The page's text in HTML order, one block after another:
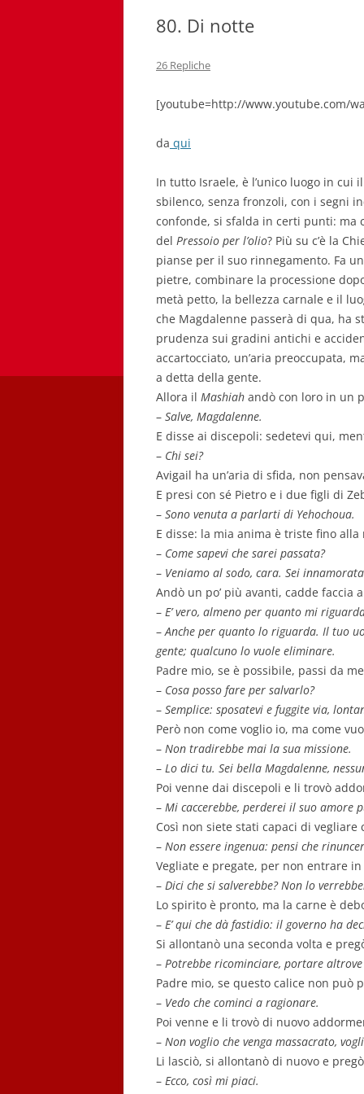
80. Di notte
26 Repliche
[youtube=http://www.youtube.com/
da qui
In tutto Israele, è l’unico luogo in cui il
sbilenco, senza fronzoli, con i segni
confonde, si sfalda in certi punti: ma
del Pressoio per l’olio? Più su c’è la
pianse per il suo rinnegamento. Fa
pietre, combinare la processione
metà petto, la bellezza carnale e il
che Magdalenne passerà di qua, ha
prudenza sui gradini antichi e
accartocciato, un’aria preoccupata,
a detta della gente.
Allora il Mashiah andò con loro in un
– Salve, Magdalenne.
E disse ai discepoli: sedetevi qui,
– Chi sei?
Avigail ha un’aria di sfida, non
E presi con sé Pietro e i due figli di
– Sono venuta a parlarti di Yehochoua.
E disse: la mia anima è triste fino
– Come sapevi che sarei passata?
– Veniamo al sodo, cara. Sei
Andò un po’ più avanti, cadde faccia
– E’ vero, almeno per quanto mi
–Anche per quanto lo riguarda. Il tuo
gente; qualcuno lo vuole eliminare.
Padre mio, se è possibile, passi da
– Cosa posso fare per salvarlo?
– Semplice: sposatevi e fuggite via,
Però non come voglio io, ma come
– Non tradirebbe mai la sua missione.
– Lo dici tu. Sei bella Magdalenne,
Poi venne dai discepoli e li trovò
– Mi caccerebbe, perderei il suo amore
Così non siete stati capaci di vegliare
– Non essere ingenua: pensi che
Vegliate e pregate, per non entrare
– Dici che si salverebbe? Non lo
Lo spirito è pronto, ma la carne è
– E’ qui che dà fastidio: il governo ha
Si allontanò una seconda volta e
– Potrebbe ricominciare, portare altrove
Padre mio, se questo calice non può
– Vedo che cominci a ragionare.
Poi venne e li trovò di nuovo
– Non voglio che venga massacrato,
Li lasciò, si allontanò di nuovo e
– Ecco, così mi piaci.